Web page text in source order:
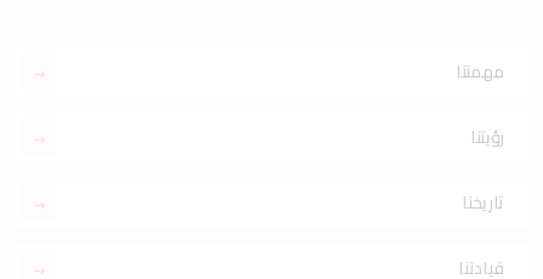
مهمتنا
رؤيتنا
تاريخنا
قيادتنا